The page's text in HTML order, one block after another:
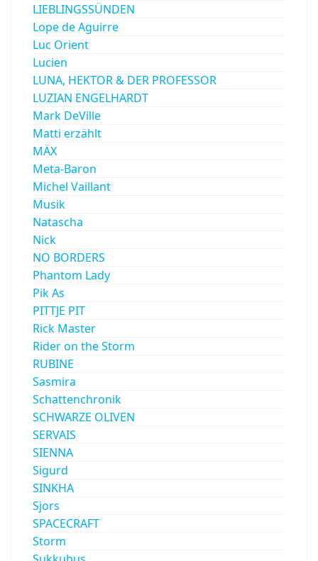
LIEBLINGSSÜNDEN
Lope de Aguirre
Luc Orient
Lucien
LUNA, HEKTOR & DER PROFESSOR
LUZIAN ENGELHARDT
Mark DeVille
Matti erzählt
MÄX
Meta-Baron
Michel Vaillant
Musik
Natascha
Nick
NO BORDERS
Phantom Lady
Pik As
PITTJE PIT
Rick Master
Rider on the Storm
RUBINE
Sasmira
Schattenchronik
SCHWARZE OLIVEN
SERVAIS
SIENNA
Sigurd
SINKHA
Sjors
SPACECRAFT
Storm